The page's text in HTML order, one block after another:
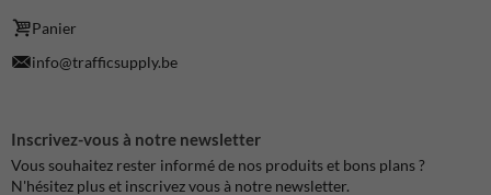
Panier
info@trafficsupply.be
Inscrivez-vous à notre newsletter
Vous souhaitez rester informé de nos produits et bons plans ?
N'hésitez plus et inscrivez vous à notre newsletter.